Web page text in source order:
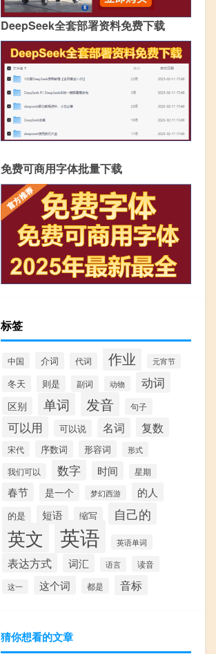
DeepSeek全套部署资料免费下载
免费可商用字体批量下载
标签
中国 介词 代词 作业 元宵节
冬天 则是 副词 动物 动词
区别 单词 发音 句子
可以用 可以说 名词 复数
宋代 序数词 形容词 形式
我们可以 数字 时间 星期
春节 是一个 梦幻西游 的人
的是 短语 缩写 自己的
英文 英语 英语单词
表达方式 词汇 语言 读音
这一 这个词 都是 音标
猜你想看的文章